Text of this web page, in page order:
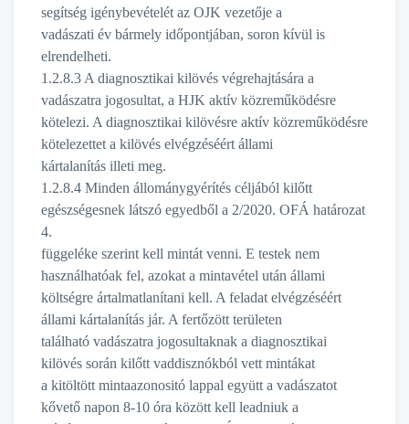
segítség igénybevételét az OJK vezetője a
vadászati év bármely időpontjában, soron kívül is
elrendelheti.
1.2.8.3 A diagnosztikai kilövés végrehajtására a
vadászatra jogosultat, a HJK aktív közreműködésre
kötelezi. A diagnosztikai kilövésre aktív közreműködésre
kötelezettet a kilövés elvégzéséért állami
kártalanítás illeti meg.
1.2.8.4 Minden állománygyérítés céljából kilőtt
egészségesnek látszó egyedből a 2/2020. OFÁ határozat
4.
függeléke szerint kell mintát venni. E testek nem
használhatóak fel, azokat a mintavétel után állami
költségre ártalmatlanítani kell. A feladat elvégzéséért
állami kártalanítás jár. A fertőzött területen
található vadászatra jogosultaknak a diagnosztikai
kilövés során kilőtt vaddisznókból vett mintákat
a kitöltött mintaazonositó lappal együtt a vadászatot
kővető napon 8-10 óra között kell leadniuk a